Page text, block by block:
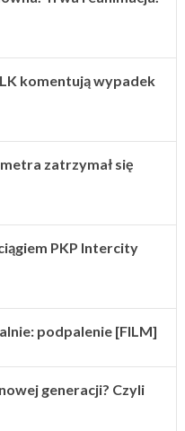
komentują wypadek
zatrzymał się
PKP Intercity
podpalenie [FILM]
generacji? Czyli